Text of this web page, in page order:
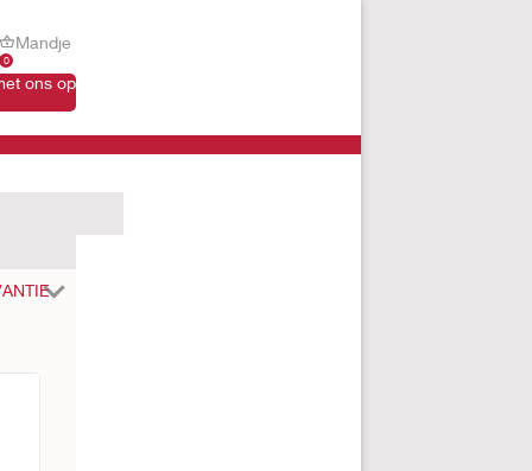
0
Mandje
ons op